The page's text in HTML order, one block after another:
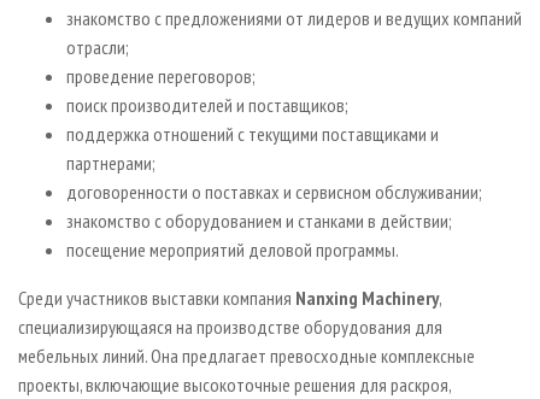
знакомство с предложениями от лидеров и ведущих компаний
отрасли;
проведение переговоров;
поиск производителей и поставщиков;
поддержка отношений с текущими поставщиками и
партнерами;
договоренности о поставках и сервисном обслуживании;
знакомство с оборудованием и станками в действии;
посещение мероприятий деловой программы.
Среди участников выставки компания Nanxing Machinery,
специализирующаяся на производстве оборудования для
мебельных линий. Она предлагает превосходные комплексные
проекты, включающие высокоточные решения для раскроя,